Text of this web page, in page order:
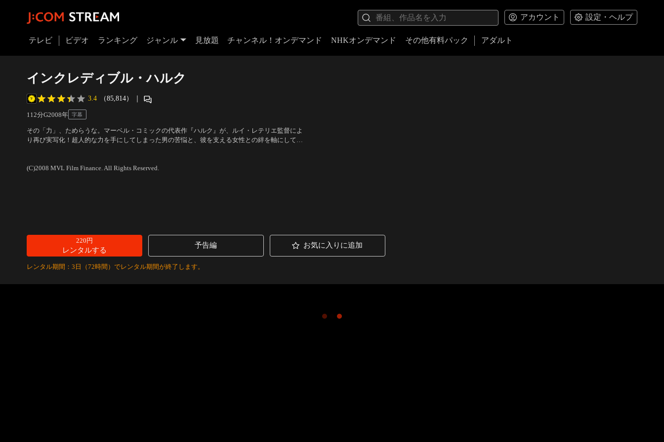
アカウント 設定・ヘルプ
テレビ ビデオ ランキング ジャンル 見放題 チャンネル！オンデマンド NHKオンデマンド その他有料パック アダルト
インクレディブル・ハルク
3.4 （85,814） ｜
112分G2008年 字幕
その「力」、ためらうな。マーベル・コミックの代表作『ハルク』が、ルイ・レテリエ監督によ
り再び実写化！超人的な力を手にしてしまった男の苦悩と、彼を支える女性との絆を軸にして描
(C)2008 MVL Film Finance. All Rights Reserved.
220円
レンタルする
予告編 お気に入りに追加
レンタル期間：3日（72時間）でレンタル期間が終了します。